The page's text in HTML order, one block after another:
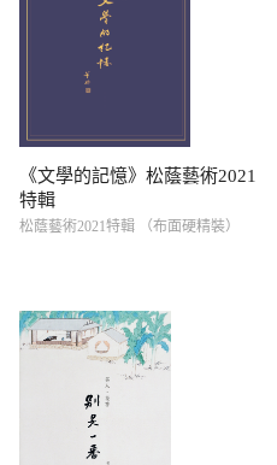
《文學的記憶》松蔭藝術2021
特輯
松蔭藝術2021特輯 （布面硬精裝）